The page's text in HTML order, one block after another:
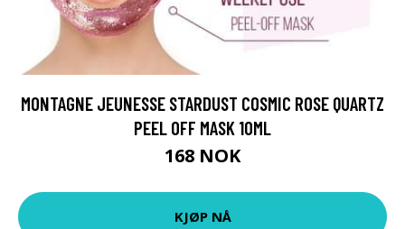
MONTAGNE JEUNESSE STARDUST COSMIC ROSE QUARTZ
PEEL OFF MASK 10ML
168 NOK
KJØP NÅ